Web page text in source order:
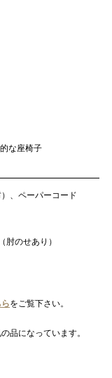
な座椅子
、ペーパーコード
肘のせあり）
をご覧下さい。
品になっています。